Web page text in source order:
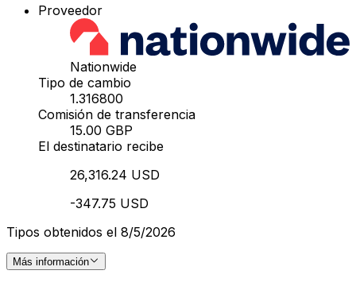
Proveedor
Nationwide
Tipo de cambio
1.316800
Comisión de transferencia
15.00 GBP
El destinatario recibe
26,316.24 USD
-347.75 USD
Tipos obtenidos el 8/5/2026
Más información